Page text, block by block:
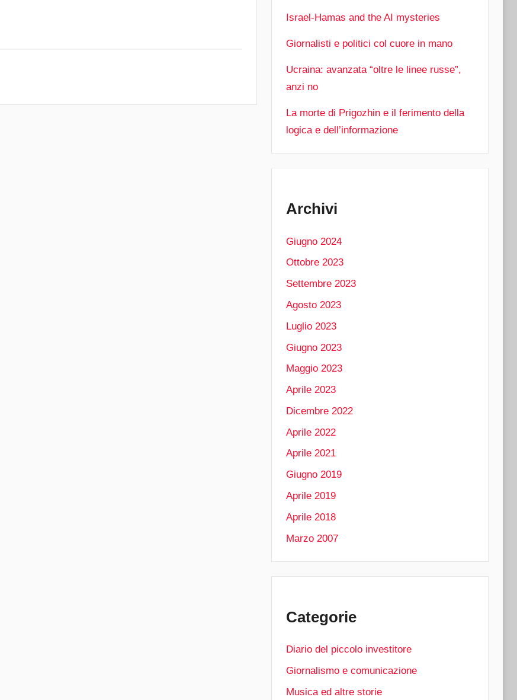
Israel-Hamas and the AI mysteries
Giornalisti e politici col cuore in mano
Ucraina: avanzata “oltre le linee russe”,
anzi no
La morte di Prigozhin e il ferimento della
logica e dell’informazione
Archivi
Giugno 2024
Ottobre 2023
Settembre 2023
Agosto 2023
Luglio 2023
Giugno 2023
Maggio 2023
Aprile 2023
Dicembre 2022
Aprile 2022
Aprile 2021
Giugno 2019
Aprile 2019
Aprile 2018
Marzo 2007
Categorie
Diario del piccolo investitore
Giornalismo e comunicazione
Musica ed altre storie